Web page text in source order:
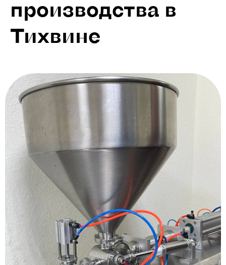
производства в
Тихвине